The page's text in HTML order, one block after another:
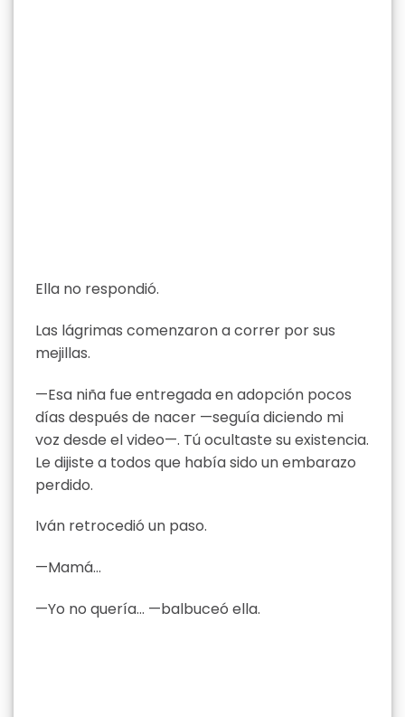
Ella no respondió.
Las lágrimas comenzaron a correr por sus
mejillas.
—Esa niña fue entregada en adopción pocos
días después de nacer —seguía diciendo mi
voz desde el video—. Tú ocultaste su existencia.
Le dijiste a todos que había sido un embarazo
perdido.
Iván retrocedió un paso.
—Mamá…
—Yo no quería… —balbuceó ella.